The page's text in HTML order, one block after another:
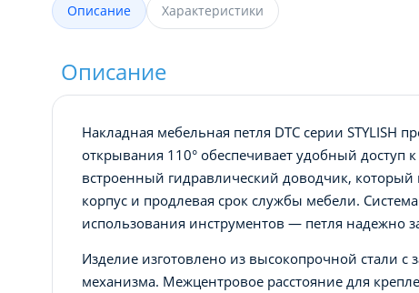
Описание Характеристики
Описание
Накладная мебельная петля DTC серии STYLISH
открывания 110° обеспечивает удобный доступ
встроенный гидравлический доводчик,
корпус и продлевая срок службы мебели.
использования инструментов — петля надежно
Изделие изготовлено из высокопрочной стали
механизма. Межцентровое расстояние для